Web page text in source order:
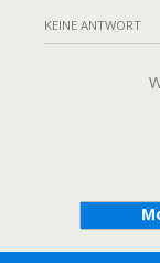
KEINE ANTWORT